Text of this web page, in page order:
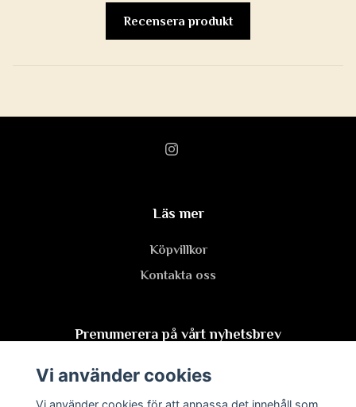
Recensera produkt
Läs mer
Köpvillkor
Kontakta oss
Prenumerera på vårt nyhetsbrev
Vi använder cookies
Vi använder cookies för att anpassa det innehåll som